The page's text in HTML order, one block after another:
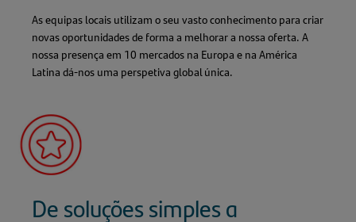
As equipas locais utilizam o seu vasto conhecimento para criar
novas oportunidades de forma a melhorar a nossa oferta. A
nossa presença em 10 mercados na Europa e na América
Latina dá-nos uma perspetiva global única.
De soluções simples a